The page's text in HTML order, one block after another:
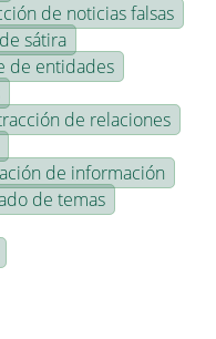
de noticias falsas
sátira
de entidades
de relaciones
de información
de temas